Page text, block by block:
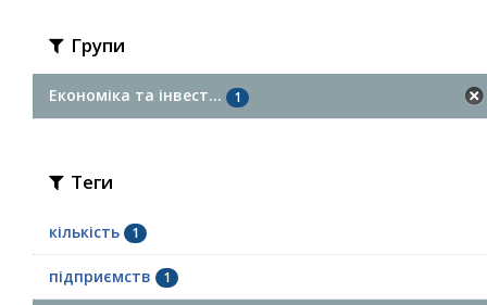
Групи
Економіка та інвест... 1
Теги
кількість 1
підприємств 1